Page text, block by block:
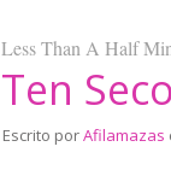
Less Than A Half
Ten
Escrito porAfilamazas